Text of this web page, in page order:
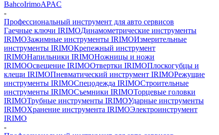
BahcoIrimoAPAC
-
Профессиональный инструмент для авто сервисов
Гаечные ключи IRIMOДинамометрические инструменты
IRIMOЗажимные инструменты IRIMOИзмерительные
инструменты IRIMOКрепежный инструмент
IRIMOНапильники IRIMOНожницы и ножи
IRIMOОсвещение IRIMOОтвертки IRIMOПлоскогубцы и
клещи IRIMOПневматический инструмент IRIMOРежущие
инструменты IRIMOСпецодежда IRIMOСтроительные
инструменты IRIMOСъемники IRIMOТорцевые головки
IRIMOТрубные инструменты IRIMOУдарные инструменты
IRIMOХранение инструмента IRIMOЭлектроинструмент
IRIMO
-